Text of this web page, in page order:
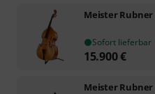
Meister Rubner
Sofort lieferbar
15.900€
Meister Rubner